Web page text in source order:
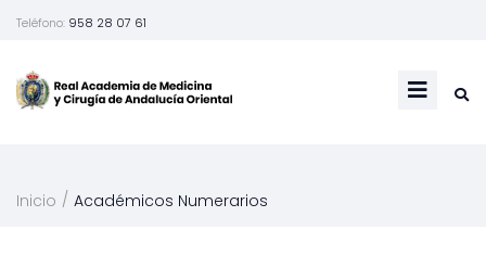
Teléfono: 958 28 07 61
Inicio / Académicos Numerarios